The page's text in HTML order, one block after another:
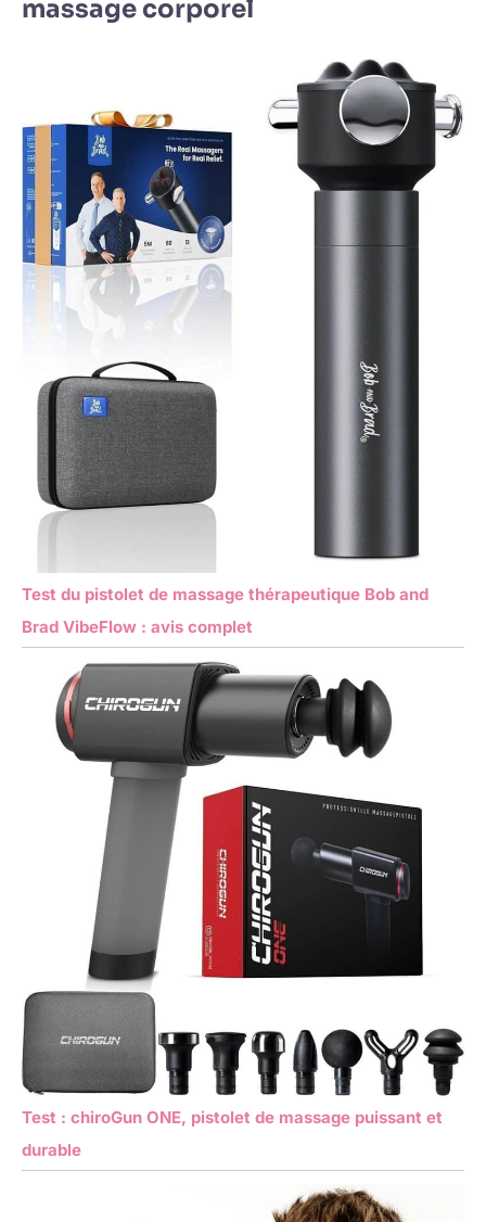
massage corporel
Test du pistolet de massage thérapeutique Bob and
Brad VibeFlow : avis complet
Test : chiroGun ONE, pistolet de massage puissant et
durable